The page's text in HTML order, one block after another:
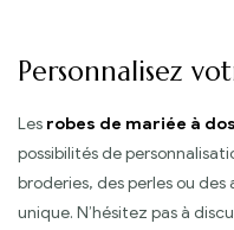
Personnalisez
Les robes de mariée à
possibilités de
broderies, des perles ou
unique. N’hésitez pas à